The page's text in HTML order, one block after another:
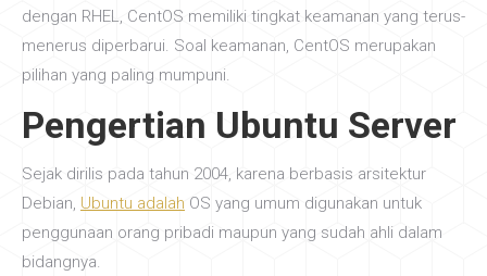
dengan RHEL, CentOS memiliki tingkat keamanan yang terus-
menerus diperbarui. Soal keamanan, CentOS merupakan
pilihan yang paling mumpuni.
Pengertian Ubuntu Server
Sejak dirilis pada tahun 2004, karena berbasis arsitektur
Debian, Ubuntu adalah OS yang umum digunakan untuk
penggunaan orang pribadi maupun yang sudah ahli dalam
bidangnya.